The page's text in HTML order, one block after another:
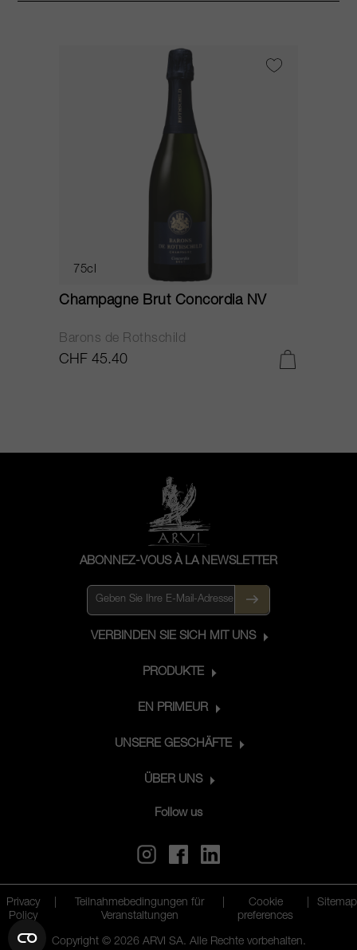
75cl
Champagne Brut Concordia NV
Barons de Rothschild
CHF 45.40
ABONNEZ-VOUS À LA NEWSLETTER
VERBINDEN SIE SICH MIT UNS
PRODUKTE
EN PRIMEUR
UNSERE GESCHÄFTE
ÜBER UNS
Follow us
Privacy
Policy
Teilnahmebedingungen für
Veranstaltungen
Cookie
preferences
Sitemap
Copyright © 2026 ARVI SA. Alle Rechte vorbehalten.